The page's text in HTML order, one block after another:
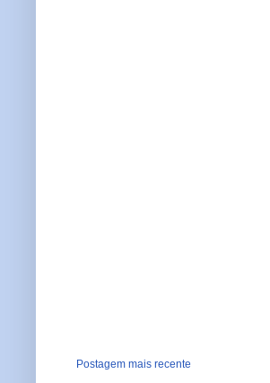
Postagem mais recente